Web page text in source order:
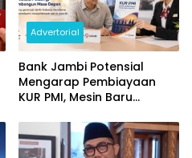
Advertorial
Bank Jambi Potensial
Mengarap Pembiayaan
KUR PMI, Mesin Baru
Daerah